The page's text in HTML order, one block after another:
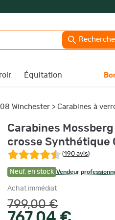
Équitation
Winchester > Carabines à
Carabines
crosse Synthétique
(190 avis)
Neuf, en stock Vendeur
Achat immédiat
799,00 €